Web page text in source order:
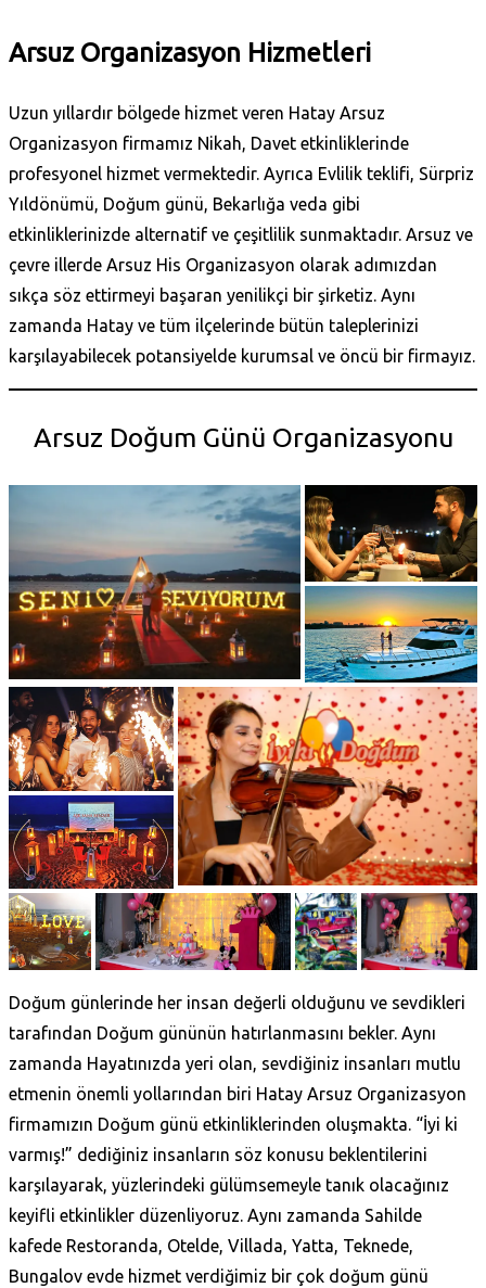
Arsuz Organizasyon Hizmetleri
Uzun yıllardır bölgede hizmet veren Hatay Arsuz
Organizasyon firmamız Nikah, Davet etkinliklerinde
profesyonel hizmet vermektedir. Ayrıca Evlilik teklifi, Sürpriz
Yıldönümü, Doğum günü, Bekarlığa veda gibi
etkinliklerinizde alternatif ve çeşitlilik sunmaktadır. Arsuz ve
çevre illerde Arsuz His Organizasyon olarak adımızdan
sıkça söz ettirmeyi başaran yenilikçi bir şirketiz. Aynı
zamanda Hatay ve tüm ilçelerinde bütün taleplerinizi
karşılayabilecek potansiyelde kurumsal ve öncü bir firmayız.
Arsuz Doğum Günü Organizasyonu
Doğum günlerinde her insan değerli olduğunu ve sevdikleri
tarafından Doğum gününün hatırlanmasını bekler. Aynı
zamanda Hayatınızda yeri olan, sevdiğiniz insanları mutlu
etmenin önemli yollarından biri Hatay Arsuz Organizasyon
firmamızın Doğum günü etkinliklerinden oluşmakta. “İyi ki
varmış!” dediğiniz insanların söz konusu beklentilerini
karşılayarak, yüzlerindeki gülümsemeyle tanık olacağınız
keyifli etkinlikler düzenliyoruz. Aynı zamanda Sahilde
kafede Restoranda, Otelde, Villada, Yatta, Teknede,
Bungalov evde hizmet verdiğimiz bir çok doğum günü